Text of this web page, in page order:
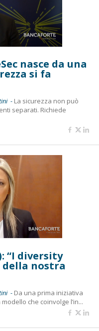
nasce da una
si fa
- La sicurezza non può
separati. Richiede
“I diversity
della nostra
- Da una prima iniziativa
che coinvolge l’in...